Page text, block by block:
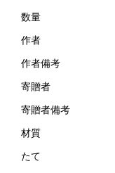
数量
作者
作者備考
寄贈者
寄贈者備考
材質
たて